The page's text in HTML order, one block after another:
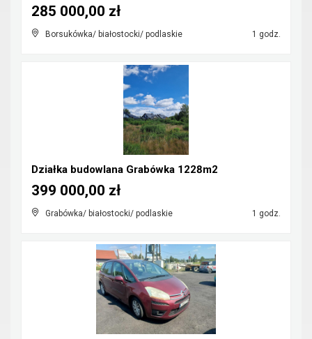
Borsukówka/ białostocki/ podlaskie 1 godz.
285 000,00 zł
Działka budowlana Grabówka 1228m2
Grabówka/ białostocki/ podlaskie 1 godz.
399 000,00 zł